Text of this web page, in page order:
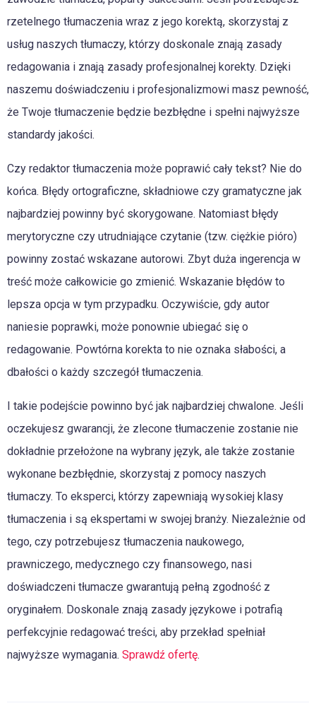
rzetelnego tłumaczenia wraz z jego korektą, skorzystaj z
usług naszych tłumaczy, którzy doskonale znają zasady
redagowania i znają zasady profesjonalnej korekty. Dzięki
naszemu doświadczeniu i profesjonalizmowi masz pewność,
że Twoje tłumaczenie będzie bezbłędne i spełni najwyższe
standardy jakości.
Czy redaktor tłumaczenia może poprawić cały tekst? Nie do
końca. Błędy ortograficzne, składniowe czy gramatyczne jak
najbardziej powinny być skorygowane. Natomiast błędy
merytoryczne czy utrudniające czytanie (tzw. ciężkie pióro)
powinny zostać wskazane autorowi. Zbyt duża ingerencja w
treść może całkowicie go zmienić. Wskazanie błędów to
lepsza opcja w tym przypadku. Oczywiście, gdy autor
naniesie poprawki, może ponownie ubiegać się o
redagowanie. Powtórna korekta to nie oznaka słabości, a
dbałości o każdy szczegół tłumaczenia.
I takie podejście powinno być jak najbardziej chwalone. Jeśli
oczekujesz gwarancji, że zlecone tłumaczenie zostanie nie
dokładnie przełożone na wybrany język, ale także zostanie
wykonane bezbłędnie, skorzystaj z pomocy naszych
tłumaczy. To eksperci, którzy zapewniają wysokiej klasy
tłumaczenia i są ekspertami w swojej branży. Niezależnie od
tego, czy potrzebujesz tłumaczenia naukowego,
prawniczego, medycznego czy finansowego, nasi
doświadczeni tłumacze gwarantują pełną zgodność z
oryginałem. Doskonale znają zasady językowe i potrafią
perfekcyjnie redagować treści, aby przekład spełniał
najwyższe wymagania. Sprawdź ofertę.